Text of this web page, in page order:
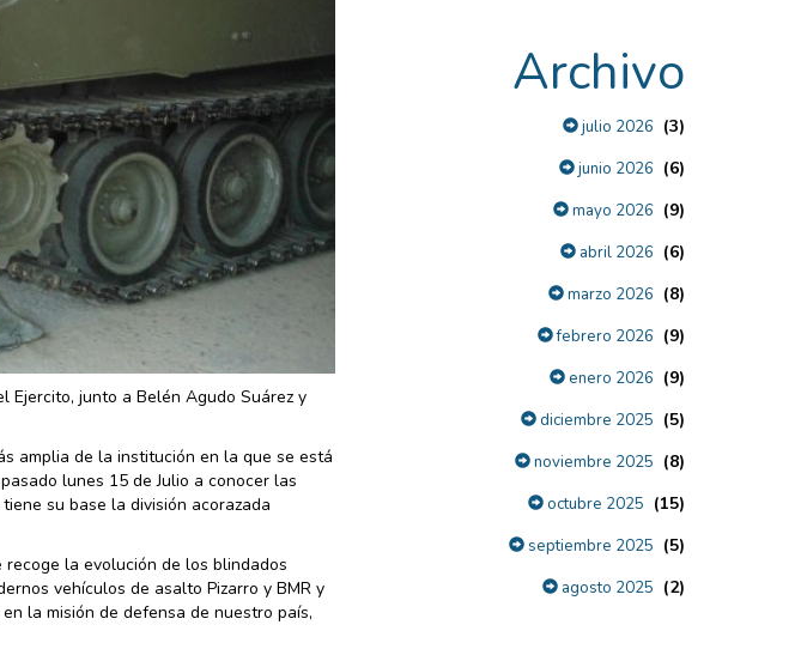
Ejercito, junto a Belén Agudo Suárez y
amplia de la institución en la que se está
lunes 15 de Julio a conocer las
su base la división acorazada
la evolución de los blindados
vehículos de asalto Pizarro y BMR y
la misión de defensa de nuestro país,
Archivo
julio 2026 (3)
junio 2026 (6)
mayo 2026 (9)
abril 2026 (6)
marzo 2026 (8)
febrero 2026 (9)
enero 2026 (9)
diciembre 2025 (5)
noviembre 2025 (8)
octubre 2025 (15)
septiembre 2025 (5)
agosto 2025 (2)